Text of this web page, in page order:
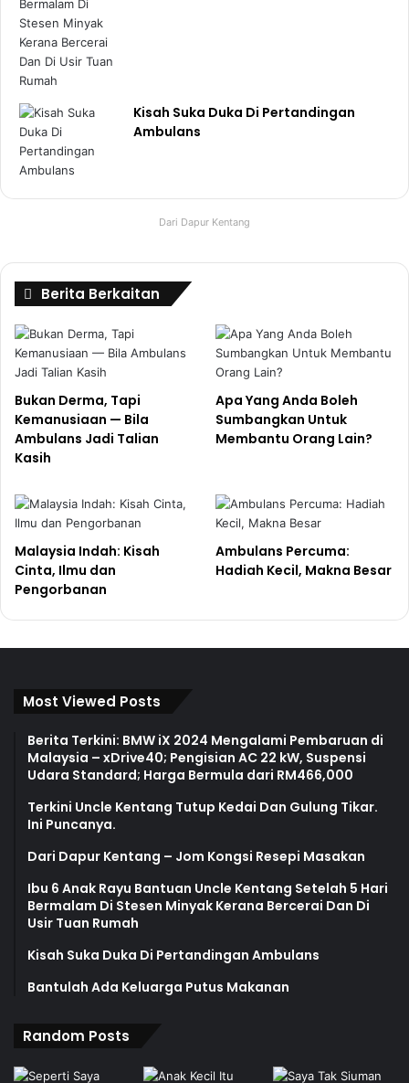
dan dalam keadaan panik, dia terperangkap. Tetapi, dia
akhirnya diselamatkan oleh pihak Bomba.
➡LETAKKAN KUNCI RUMAH DI TEMPAT YANG
DITETAPKAN.
Dalam kebakaran, segalanya akan menjadi gelap kerana
asap tebal. Anda mesti tahu di mana hendak mencapai
kunci anda walaupun dalam keadaan gelap.
SIMPAN SEMUA DOKUMEN PENTING DI TEMPAT
bukan hanya dalam folder. Sukar untuk mengambil folder
➡ SENTIASA BERSEDIA.
Beliselimut kebakaran (fire blanket). Anda tidak
tahu bila anda akan memerlukannya, tetapi ia boleh
menyelamatkan anda daripada melecur.
kotak pertolongan cemas biasa. Luka melecur sangat
menyakitkan, jadi bersedialah.
Alhamdulillah, tiada nyawa terkorban dalam kebakaran
yang begitu dahsyat ini. Tiga orang dalam keadaan kritikal.
Semoga semua mereka sembuh sepenuhnya.
kami peluang untuk berkhidmat dan kerana memberikan
membantu mereka yang memerlukan.
Kuan Chee Heng aka Uncle Kentang
Pertubuhan Amal Uncle Kentang Malaysia
Kisah Suka Duka Di Pertandingan
Ambulans
Dari Dapur Kentang
Berita Berkaitan
Bukan Derma, Tapi
Kemanusiaan — Bila
Ambulans Jadi Talian
Kasih
Apa Yang Anda Boleh
Sumbangkan Untuk
Membantu Orang Lain?
Malaysia Indah: Kisah
Cinta, Ilmu dan
Pengorbanan
Ambulans Percuma:
Hadiah Kecil, Makna Besar
Most Viewed Posts
Berita Terkini: BMW iX 2024 Mengalami Pembaruan di
Malaysia – xDrive40; Pengisian AC 22 kW, Suspensi
Udara Standard; Harga Bermula dari RM466,000
Terkini Uncle Kentang Tutup Kedai Dan Gulung Tikar.
Ini Puncanya.
Dari Dapur Kentang – Jom Kongsi Resepi Masakan
Ibu 6 Anak Rayu Bantuan Uncle Kentang Setelah 5 Hari
Bermalam Di Stesen Minyak Kerana Bercerai Dan Di
Usir Tuan Rumah
Kisah Suka Duka Di Pertandingan Ambulans
Bantulah Ada Keluarga Putus Makanan
Random Posts